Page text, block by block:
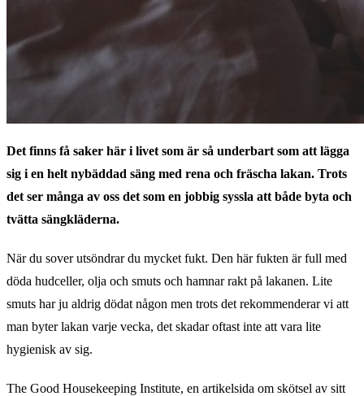
Det finns få saker här i livet som är så underbart som att lägga
sig i en helt nybäddad säng med rena och fräscha lakan. Trots
det ser många av oss det som en jobbig syssla att både byta och
tvätta sängkläderna.
När du sover utsöndrar du mycket fukt. Den här fukten är full med
döda hudceller, olja och smuts och hamnar rakt på lakanen. Lite
smuts har ju aldrig dödat någon men trots det rekommenderar vi att
man byter lakan varje vecka, det skadar oftast inte att vara lite
hygienisk av sig.
The Good Housekeeping Institute, en artikelsida om skötsel av sitt